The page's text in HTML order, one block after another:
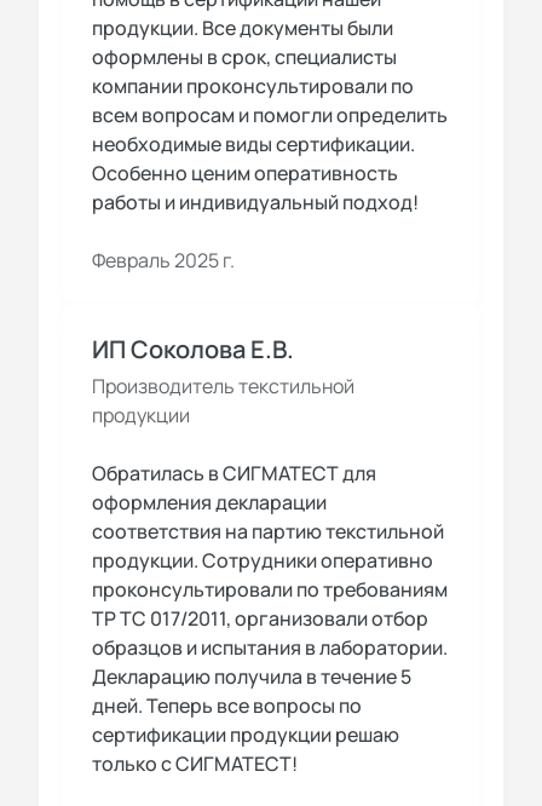
продукции. Все документы были
оформлены в срок, специалисты
компании проконсультировали по
всем вопросам и помогли определить
необходимые виды сертификации.
Особенно ценим оперативность
работы и индивидуальный подход!
Февраль 2025 г.
ИП Соколова Е.В.
Производитель текстильной
продукции
Обратилась в СИГМАТЕСТ для
оформления декларации
соответствия на партию текстильной
продукции. Сотрудники оперативно
проконсультировали по требованиям
ТР ТС 017/2011, организовали отбор
образцов и испытания в лаборатории.
Декларацию получила в течение 5
дней. Теперь все вопросы по
сертификации продукции решаю
только с СИГМАТЕСТ!